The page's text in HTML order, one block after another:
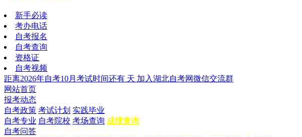
新手必读
考办电话
自考报名
自考查询
资格证
自考视频
距离2026年自考10月考试时间还有 天 加入湖北自考网微信交流群
网站首页
报考动态
自考政策 考试计划 实践毕业
自考专业 自考院校 考场查询 成绩查询
自考问答